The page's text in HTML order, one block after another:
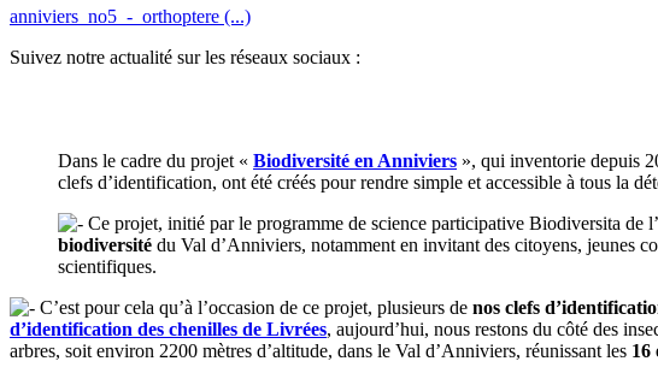
anniviers_no5_-_orthoptere (...)
Suivez notre actualité sur les réseaux sociaux :
Dans le cadre du projet « Biodiversité en Anniviers », qui inventorie depuis
clefs d’identification, ont été créés pour rendre simple et accessible à tous la
Ce projet, initié par le programme de science participative Biodiversita de
biodiversité du Val d’Anniviers, notamment en invitant des citoyens, jeunes
scientifiques.
C’est pour cela qu’à l’occasion de ce projet, plusieurs de nos clefs
d’identification des chenilles de Livrées, aujourd’hui, nous restons du côté des
arbres, soit environ 2200 mètres d’altitude, dans le Val d’Anniviers, réunissant les 16